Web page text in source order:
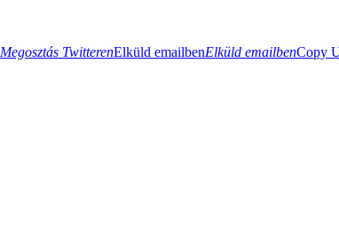
Megosztás TwitterenElküld emailbenElküld emailbenCopy